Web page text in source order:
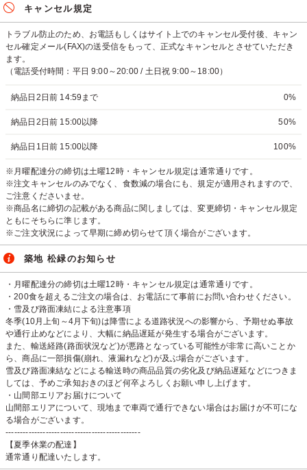
キャンセル規定
トラブル防止のため、お電話もしくはサイト上でのキャンセル受付後、キャン
セル確定メール(FAX)の送受信をもって、正式なキャンセルとさせていただき
ます。
（電話受付時間：平日 9:00～20:00 / 土日祝 9:00～18:00）
納品日2日前 14:59まで 0%
納品日2日前 15:00以降 50%
納品日1日前 15:00以降 100%
※月曜配達分の締切は土曜12時・キャンセル規定は通常通りです。
※注文キャンセルのみでなく、食数減の場合にも、規定が適用されますので、
ご注意くださいませ。
※商品名に締切の記載がある商品に関しましては、変更締切・キャンセル規定
ともにそちらに準じます。
※ご注文状況によって早期に締め切らせて頂く場合がございます。
築地 松緑のお知らせ
・月曜配達分の締切は土曜12時・キャンセル規定は通常通りです。
・200食を超えるご注文の場合は、お電話にて事前にお問い合わせください。
・雪及び路面凍結による注意事項
冬季(10月上旬～4月下旬)は降雪による道路状況への影響から、予期せぬ事故
や通行止めなどにより、大幅に納品遅延が発生する場合がございます。
また、輸送経路(路面状況など)が悪路となっている可能性が非常に高いことか
ら、商品に一部損傷(崩れ、液漏れなど)が及ぶ場合がございます。
雪及び路面凍結などによる輸送時の商品品質の劣化及び納品遅延などにつきま
しては、予めご承知おきのほど何卒よろしくお願い申し上げます。
・山間部エリアお届けについて
山間部エリアについて、現地まで車両で通行できない場合はお届けが不可にな
る場合がございます。
-----------------------------------------------
【夏季休業の配達】
通常通り配達いたします。